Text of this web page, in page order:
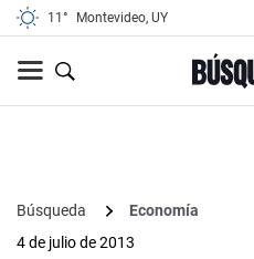
11° Montevideo, UY
Búsqueda
Economía
4 de julio de 2013